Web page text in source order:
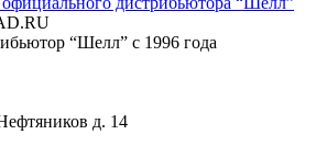
“Шелл” с 1996 года
д. 14